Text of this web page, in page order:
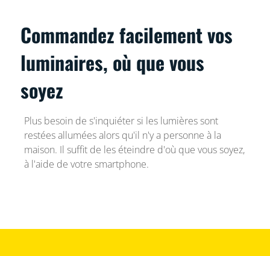
Commandez facilement vos
luminaires, où que vous
soyez
Plus besoin de s'inquiéter si les lumières sont
restées allumées alors qu'il n'y a personne à la
maison. Il suffit de les éteindre d'où que vous soyez,
à l'aide de votre smartphone.